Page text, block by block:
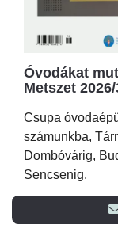
Óvodákat
Metszet
Csupa
számunkba,
Dombóvárig,
Sencsenig.